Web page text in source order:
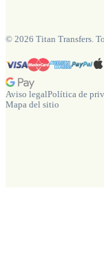
© 2026 Titan Transfers.
Aviso legalPolítica de
Mapa del sitio